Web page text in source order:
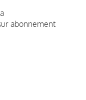
abonnement